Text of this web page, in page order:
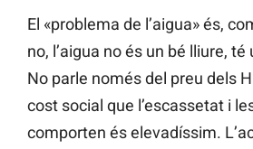
El «problema de l’aigua» és,
no, l’aigua no és un bé lliure,
No parle només del preu dels
cost social que l’escassetat i
comporten és elevadíssim.